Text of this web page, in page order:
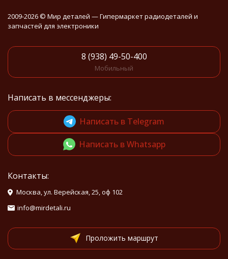
2009-2026 © Мир деталей — Гипермаркет радиодеталей и
запчастей для электроники
8 (938) 49-50-400
Мобильный
Написать в мессенджеры:
Написать в Telegram
Написать в Whatsapp
Контакты:
Москва, ул. Верейская, 25, оф 102
info@mirdetali.ru
Проложить маршрут